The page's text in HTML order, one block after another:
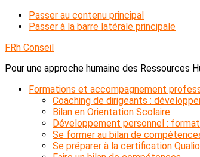
Passer au contenu principal
Passer à la barre latérale principale
FRh Conseil
Pour une approche humaine des Ressources
Formations et accompagnement
Coaching de dirigeants :
Bilan en Orientation Scolaire
Développement personnel :
Se former au bilan de
Se préparer à la certification